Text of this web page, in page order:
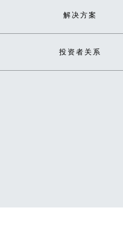
解决方案
投资者关系